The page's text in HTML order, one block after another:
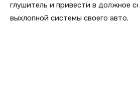
глушитель и привести в должное
выхлопной системы своего авто.